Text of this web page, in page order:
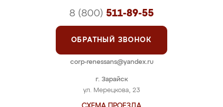
г. Зарайск
ул. Мерецкова, 23
8 (800) 511-89-55
ОБРАТНЫЙ ЗВОНОК
corp-renessans@yandex.ru